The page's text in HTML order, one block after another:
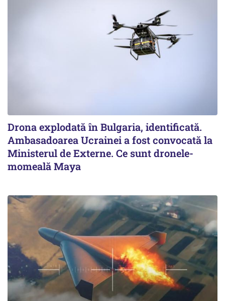
Drona explodată în Bulgaria, identificată.
Ambasadoarea Ucrainei a fost convocată la
Ministerul de Externe. Ce sunt dronele-
momeală Maya